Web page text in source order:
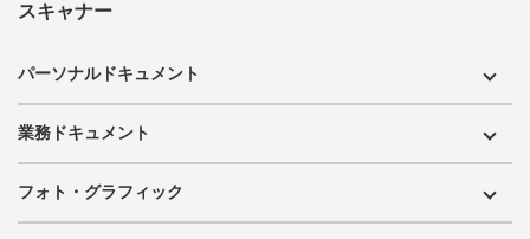
スキャナー
パーソナルドキュメント
業務ドキュメント
フォト・グラフィック